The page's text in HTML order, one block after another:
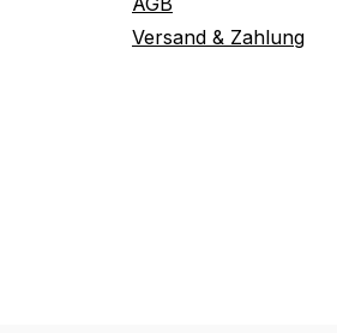
Versand & Zahlung